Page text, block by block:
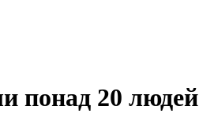
понад 20 людей